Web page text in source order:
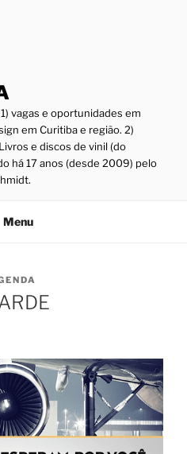
vagas e oportunidades em
em Curitiba e região. 2)
e discos de vinil (do
há 17 anos (desde 2009) pelo
Menu